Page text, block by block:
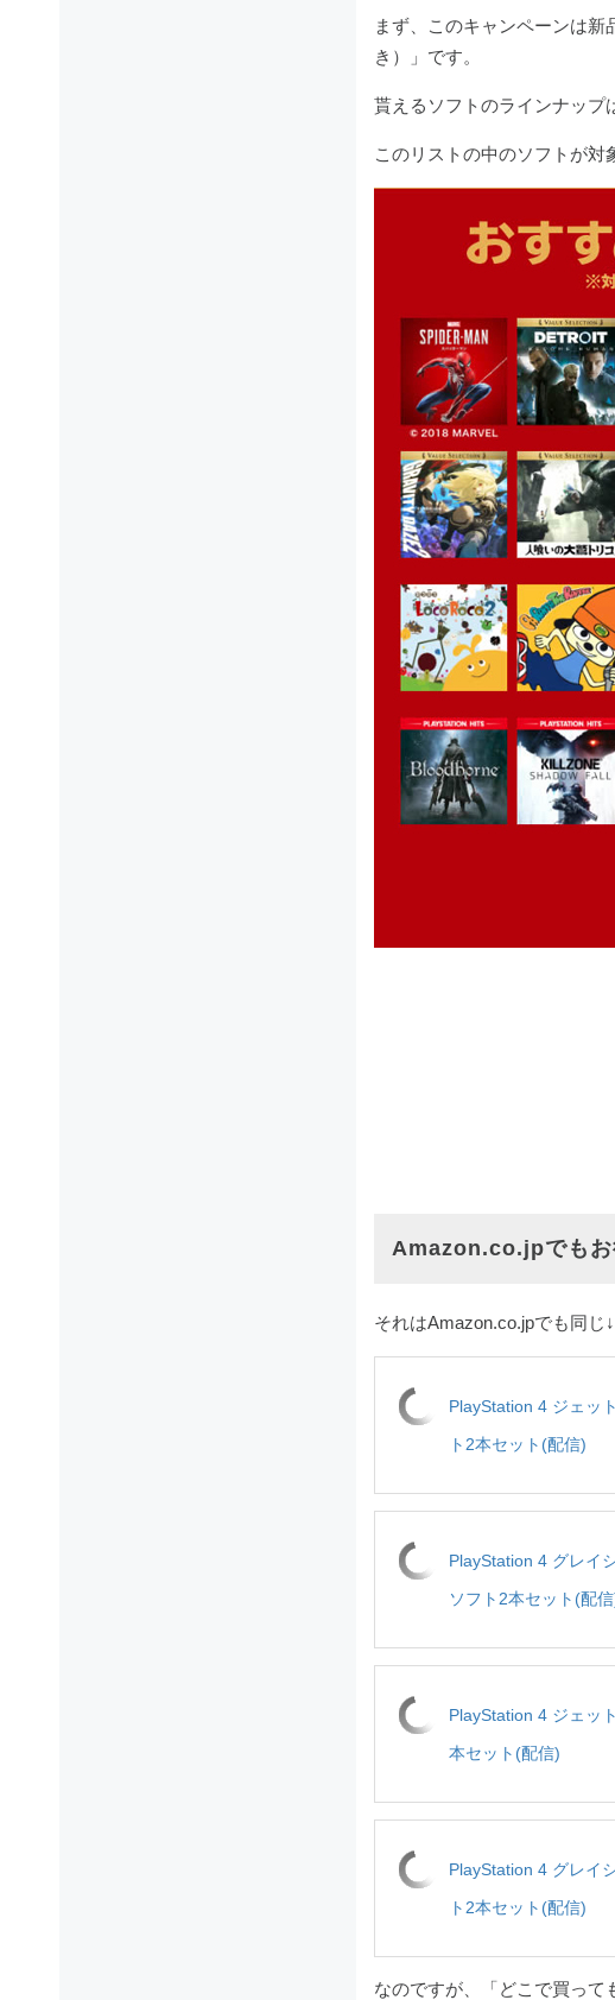
まず、このキャンペーンは新
き）」です。
貰えるソフトのラインナップ
このリストの中のソフトが対
Amazon.co.jpでもお
それはAmazon.co.jpでも同じ
PlayStation 4 ジェッ
ト2本セット(配信)
PlayStation 4 グレイ
ソフト2本セット(配
PlayStation 4 ジェッ
本セット(配信)
PlayStation 4 グレイ
ト2本セット(配信)
なのですが、「どこで買って